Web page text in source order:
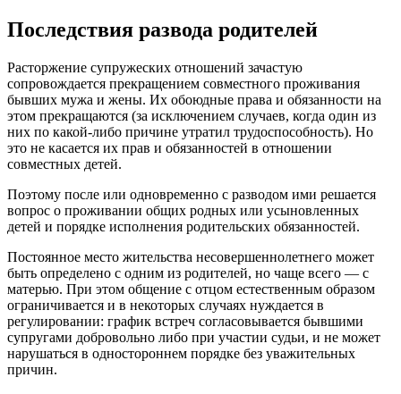
Последствия развода родителей
Расторжение супружеских отношений зачастую
сопровождается прекращением совместного проживания
бывших мужа и жены. Их обоюдные права и обязанности на
этом прекращаются (за исключением случаев, когда один из
них по какой-либо причине утратил трудоспособность). Но
это не касается их прав и обязанностей в отношении
совместных детей.
Поэтому после или одновременно с разводом ими решается
вопрос о проживании общих родных или усыновленных
детей и порядке исполнения родительских обязанностей.
Постоянное место жительства несовершеннолетнего может
быть определено с одним из родителей, но чаще всего — с
матерью. При этом общение с отцом естественным образом
ограничивается и в некоторых случаях нуждается в
регулировании: график встреч согласовывается бывшими
супругами добровольно либо при участии судьи, и не может
нарушаться в одностороннем порядке без уважительных
причин.